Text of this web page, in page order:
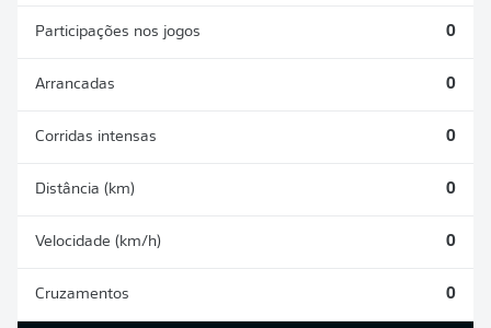
Participações nos jogos 0
Arrancadas 0
Corridas intensas 0
Distância (km) 0
Velocidade (km/h) 0
Cruzamentos 0